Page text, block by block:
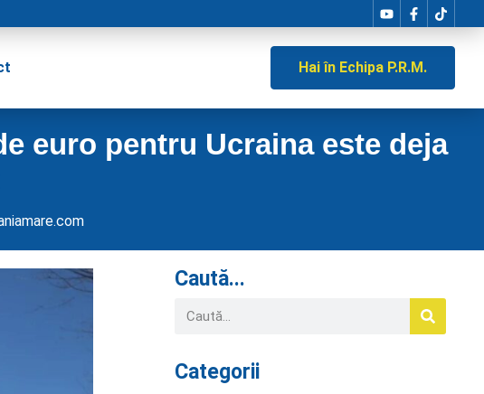
Hai în Echipa P.R.M.
euro pentru Ucraina este deja
Caută...
Categorii